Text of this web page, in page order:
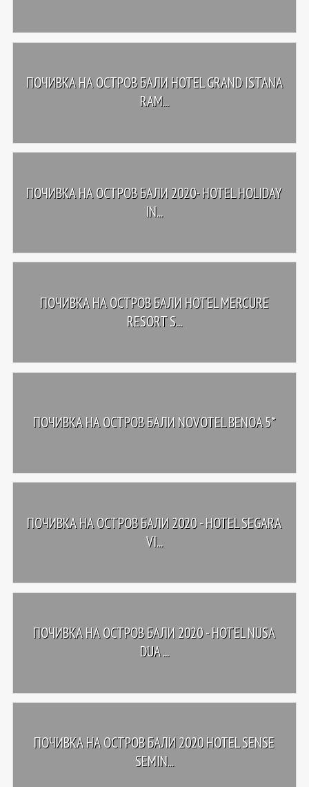
ПОЧИВКА НА ОСТРОВ БАЛИ HOTEL GRAND ISTANA
RAM...
ПОЧИВКА НА ОСТРОВ БАЛИ 2020- HOTEL HOLIDAY
IN...
ПОЧИВКА НА ОСТРОВ БАЛИ HOTEL MERCURE
RESORT S...
ПОЧИВКА НА ОСТРОВ БАЛИ NOVOTEL BENOA 5*
ПОЧИВКА НА ОСТРОВ БАЛИ 2020 - HOTEL SEGARA
VI...
ПОЧИВКА НА ОСТРОВ БАЛИ 2020 - HOTEL NUSA
DUA ...
ПОЧИВКА НА ОСТРОВ БАЛИ 2020 HOTEL SENSE
SEMIN...